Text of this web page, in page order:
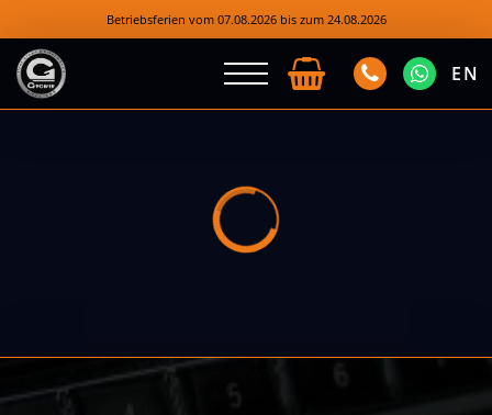
Betriebsferien vom 07.08.2026 bis zum 24.08.2026
EN